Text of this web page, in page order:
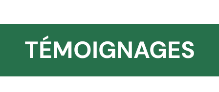
TÉMOIGNAGES